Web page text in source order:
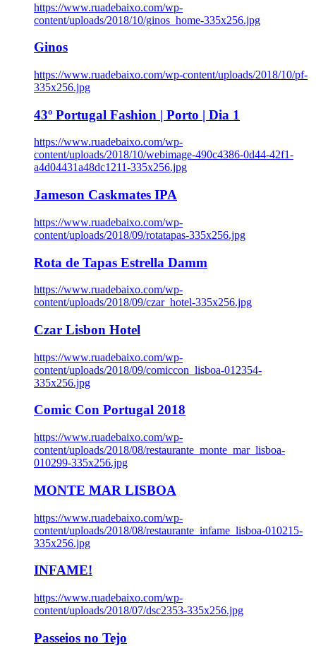
https://www.ruadebaixo.com/wp-
content/uploads/2018/10/ginos_home-335x256.jpg
Ginos
https://www.ruadebaixo.com/wp-content/uploads/2018/10/pf-
335x256.jpg
43º Portugal Fashion | Porto | Dia 1
https://www.ruadebaixo.com/wp-
content/uploads/2018/10/webimage-490c4386-0d44-42f1-
a4d04431a48dc1211-335x256.jpg
Jameson Caskmates IPA
https://www.ruadebaixo.com/wp-
content/uploads/2018/09/rotatapas-335x256.jpg
Rota de Tapas Estrella Damm
https://www.ruadebaixo.com/wp-
content/uploads/2018/09/czar_hotel-335x256.jpg
Czar Lisbon Hotel
https://www.ruadebaixo.com/wp-
content/uploads/2018/09/comiccon_lisboa-012354-
335x256.jpg
Comic Con Portugal 2018
https://www.ruadebaixo.com/wp-
content/uploads/2018/08/restaurante_monte_mar_lisboa-
010299-335x256.jpg
MONTE MAR LISBOA
https://www.ruadebaixo.com/wp-
content/uploads/2018/08/restaurante_infame_lisboa-010215-
335x256.jpg
INFAME!
https://www.ruadebaixo.com/wp-
content/uploads/2018/07/dsc2353-335x256.jpg
Passeios no Tejo